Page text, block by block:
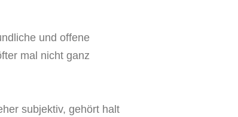
und offene
mal nicht ganz
subjektiv, gehört halt